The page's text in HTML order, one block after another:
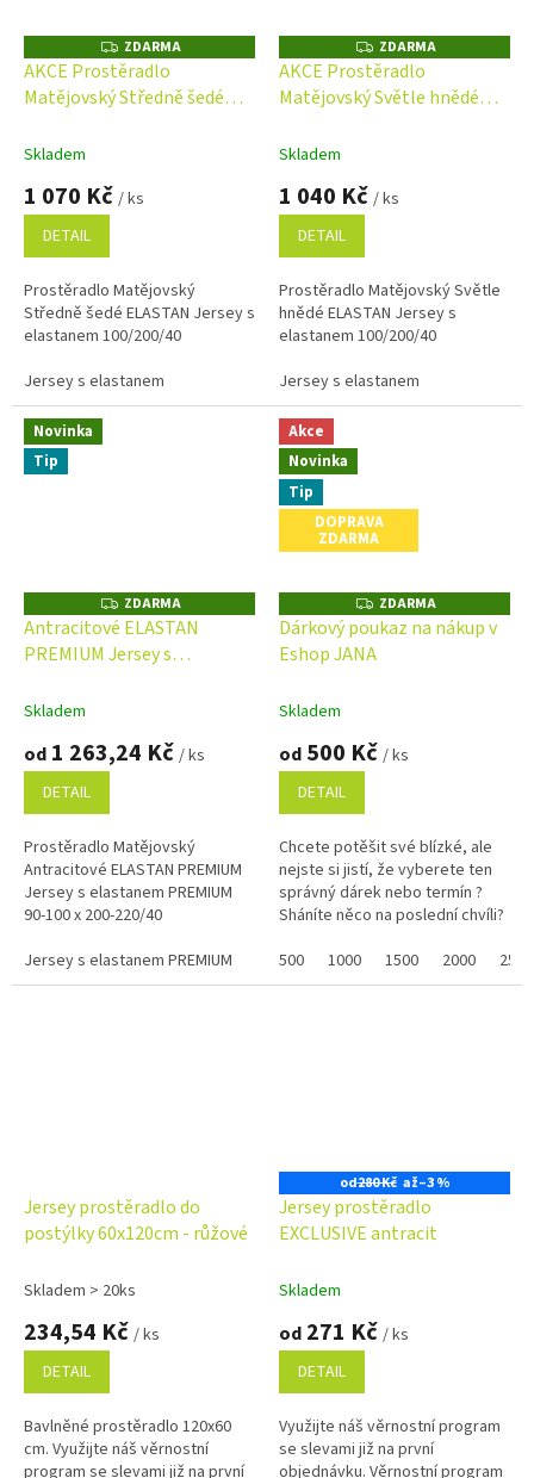
Z
D
A
R
ZDARMA
AKCE Prostěradlo
Matějovský Středně šedé
elastanem
Skladem
1 070 Kč / ks
DETAIL
Prostěradlo Matějovský
Středně šedé ELASTAN Jersey s
elastanem 100/200/40
Jersey s elastanem
Z
D
A
R
ZDARMA
AKCE Prostěradlo
Matějovský Světle hnědé
elastanem
Skladem
1 040 Kč / ks
DETAIL
Prostěradlo Matějovský Světle
hnědé ELASTAN Jersey s
elastanem 100/200/40
Jersey s elastanem
Novinka
Tip
Z
D
A
R
ZDARMA
Antracitové ELASTAN
PREMIUM Jersey s
x 200-220/40
Skladem
od 1 263,24 Kč / ks
DETAIL
Prostěradlo Matějovský
Antracitové ELASTAN PREMIUM
Jersey s elastanem PREMIUM
90-100 x 200-220/40
Jersey s elastanem PREMIUM
Akce
Novinka
Tip
DOPRAVA
ZDARMA
Z
D
A
R
ZDARMA
Dárkový poukaz na nákup v
Eshop JANA
Skladem
od 500 Kč / ks
DETAIL
Chcete potěšit své blízké, ale
nejste si jistí, že vyberete ten
správný dárek nebo termín ?
Sháníte něco na poslední chvíli?
online a po...
500 1000 1500 2000 2500
Jersey prostěradlo do
postýlky 60x120cm - růžové
Skladem > 20ks
234,54 Kč / ks
DETAIL
Bavlněné prostěradlo 120x60
cm. Využijte náš věrnostní
program se slevami již na první
od280 Kč až–3 %
Jersey prostěradlo
EXCLUSIVE antracit
Skladem
od 271 Kč / ks
DETAIL
Využijte náš věrnostní program
se slevami již na první
objednávku. Věrnostní program